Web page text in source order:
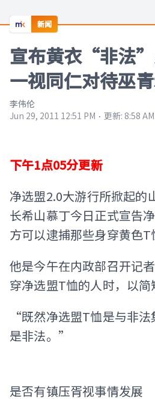
新闻
宣布黄衣“非法”
一视同仁对待巫
李伟伦
Jun 29, 2011 12:51 PM ⋅ 更新: 8:58 AM
下午1点05分更新
净选盟2.0大游行所掀起的
长希山慕丁今日正式宣告
方可以逮捕那些身穿黄色T
他是今午在内政部召开记
穿净选盟T恤的人时，以简
“既然净选盟T恤是与非
是非法。”
是否有镇压胥视事情发展